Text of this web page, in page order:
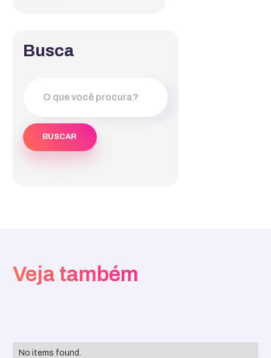
Busca
Veja também
No items found.